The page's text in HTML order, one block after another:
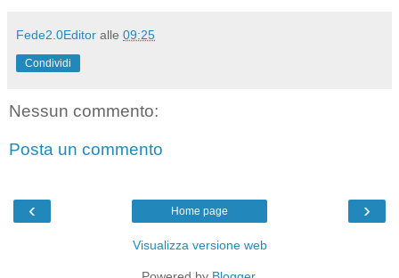
Fede2.0Editor alle 09:25
Condividi
Nessun commento:
Posta un commento
‹ ›
Home page
Visualizza versione web